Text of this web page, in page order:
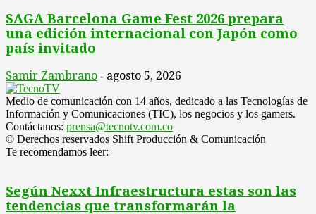
SAGA Barcelona Game Fest 2026 prepara
una edición internacional con Japón como
país invitado
Samir Zambrano - agosto 5, 2026
Medio de comunicación con 14 años, dedicado a las Tecnologías de
Información y Comunicaciones (TIC), los negocios y los gamers.
Contáctanos: prensa@tecnotv.com.co
© Derechos reservados Shift Producción & Comunicación
Te recomendamos leer:
Según Nexxt Infraestructura estas son las
tendencias que transformarán la